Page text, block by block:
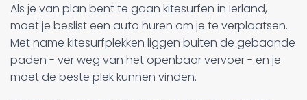
Als je van plan bent te gaan kitesurfen in Ierland,
moet je beslist een auto huren om je te verplaatsen.
Met name kitesurfplekken liggen buiten de gebaande
paden - ver weg van het openbaar vervoer - en je
moet de beste plek kunnen vinden.